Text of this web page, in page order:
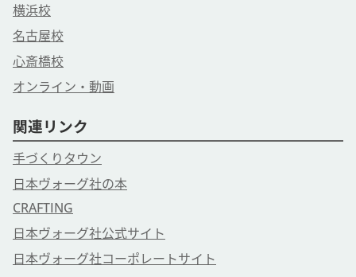
横浜校
名古屋校
心斎橋校
オンライン・動画
関連リンク
手づくりタウン
日本ヴォーグ社の本
CRAFTING
日本ヴォーグ社公式サイト
日本ヴォーグ社コーポレートサイト